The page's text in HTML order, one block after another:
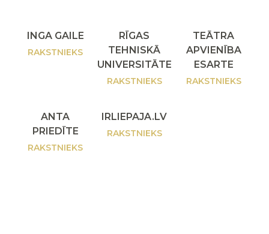
INGA GAILE
RAKSTNIEKS
RĪGAS
TEHNISKĀ
UNIVERSITĀTE
RAKSTNIEKS
TEĀTRA
APVIENĪBA
ESARTE
RAKSTNIEKS
ANTA
PRIEDĪTE
RAKSTNIEKS
IRLIEPAJA.LV
RAKSTNIEKS